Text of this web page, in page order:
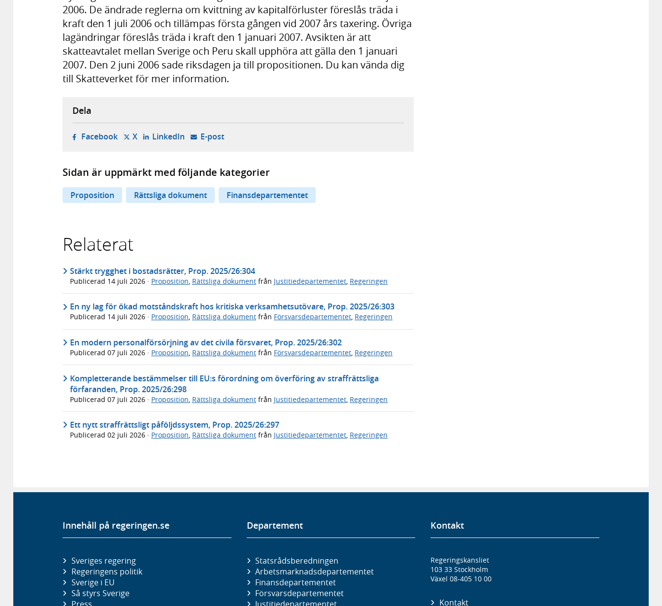
2006. De ändrade reglerna om kvittning av kapitalförluster föreslås träda i
kraft den 1 juli 2006 och tillämpas första gången vid 2007 års taxering. Övriga
lagändringar föreslås träda i kraft den 1 januari 2007. Avsikten är att
skatteavtalet mellan Sverige och Peru skall upphöra att gälla den 1 januari
2007. Den 2 juni 2006 sade riksdagen ja till propositionen. Du kan vända dig
till Skatteverket för mer information.
Dela
Facebook- öppnas i ny flik, extern webbplats,
X- öppnas i ny flik, extern webbplats,
LinkedIn- öppnas i ny flik, extern webbplats,
E-post- öppnar din e-postklient,
Sidan är uppmärkt med följande kategorier
Proposition Rättsliga dokument Finansdepartementet
Relaterat
Stärkt trygghet i bostadsrätter, Prop. 2025/26:304
Publicerad 14 juli 2026 · Proposition Rättsliga dokument från Justitiedepartementet Regeringen
En ny lag för ökad motståndskraft hos kritiska verksamhetsutövare, Prop. 2025/26:303
Publicerad 14 juli 2026 · Proposition, Rättsliga dokument från Försvarsdepartementet, Regeringen
En modern personalförsörjning av det civila försvaret, Prop. 2025/26:302
Publicerad 07 juli 2026 · Proposition, Rättsliga dokument från Försvarsdepartementet, Regeringen
Kompletterande bestämmelser till EU:s förordning om överföring av straffrättsliga
förfaranden, Prop. 2025/26:298
Publicerad 07 juli 2026 · Proposition Rättsliga dokument från Justitiedepartementet Regeringen
Ett nytt straffrättsligt påföljdssystem, Prop. 2025/26:297
Publicerad 02 juli 2026 · Proposition, Rättsliga dokument från Justitiedepartementet, Regeringen
Innehåll på regeringen.se
Sveriges regering
Regeringens politik
Sverige i EU
Så styrs Sverige
Departement
Statsrådsberedningen
Arbetsmarknads­departementet
Finans­departementet
Försvars­departementet
Kontakt
Regeringskansliet
103 33 Stockholm
Växel 08-405 10 00
Kontakt